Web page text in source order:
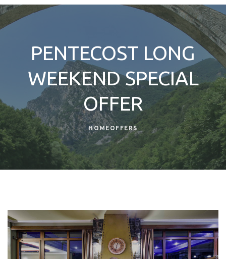
PENTECOST LONG
WEEKEND SPECIAL
OFFER
HOMEOFFERS